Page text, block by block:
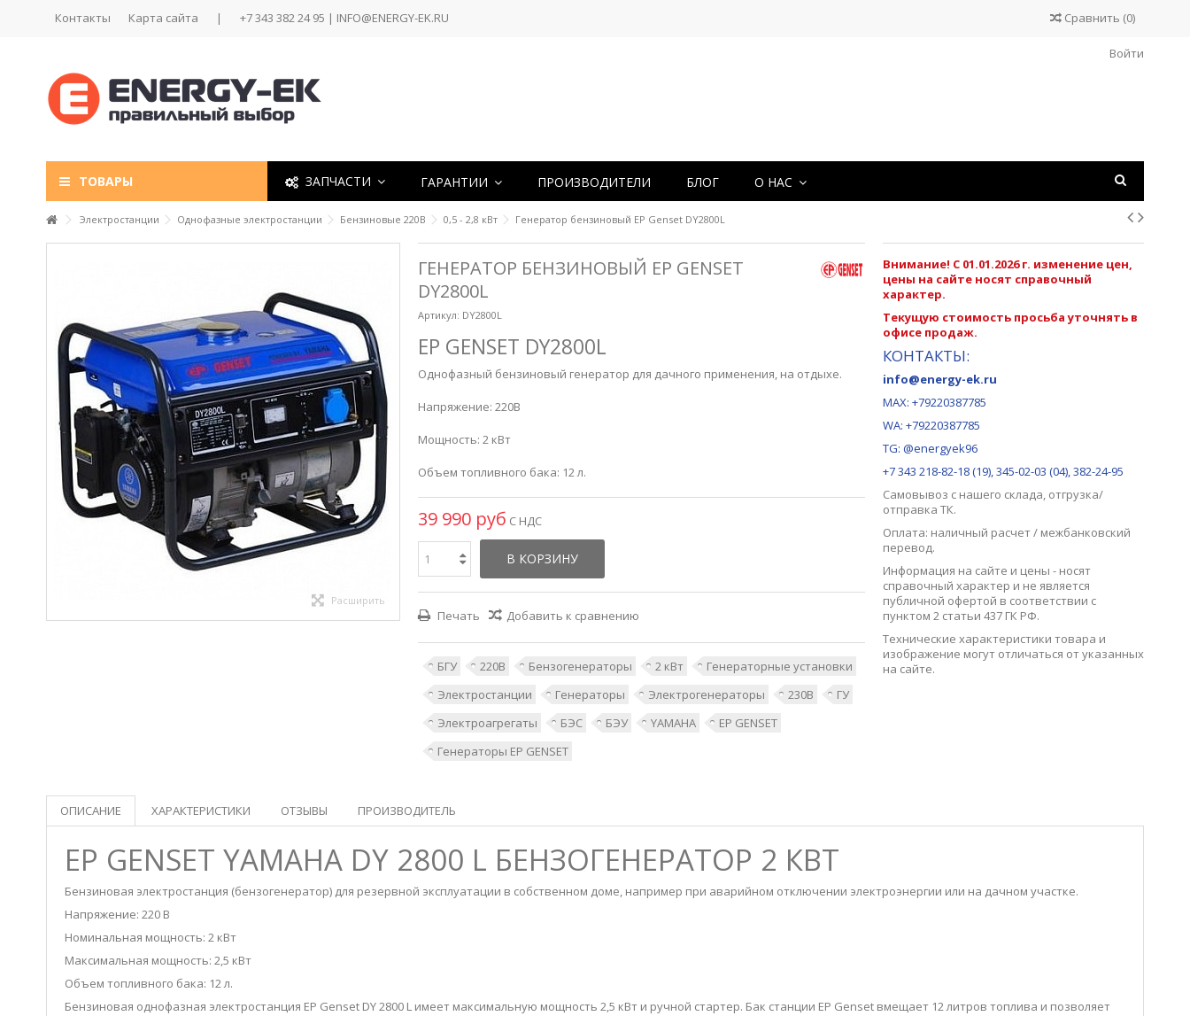
Контакты Карта сайта | +7 343 382 24 95 | INFO@ENERGY-EK.RU Сравнить (0)
Войти
ТОВАРЫ ЗАПЧАСТИ ГАРАНТИИ ПРОИЗВОДИТЕЛИ БЛОГ О НАС
Электростанции Однофазные электростанции Бензиновые 220В 0,5 - 2,8 кВт Генератор бензиновый EP Genset DY2800L
Расширить
ГЕНЕРАТОР БЕНЗИНОВЫЙ EP GENSET
DY2800L
Артикул: DY2800L
EP GENSET DY2800L
Однофазный бензиновый генератор для дачного применения, на отдыхе.
Напряжение: 220В
Мощность: 2 кВт
Объем топливного бака: 12 л.
39 990 руб С НДС
В КОРЗИНУ
Печать Добавить к сравнению
БГУ 220В Бензогенераторы 2 кВт
Генераторные установки
Электростанции
Генераторы Электрогенераторы 230В
ГУ
Электроагрегаты
БЭС БЭУ YAMAHA
EP GENSET
Генераторы EP GENSET
Внимание! С 01.01.2026 г. изменение цен,
цены на сайте носят справочный
характер.
Текущую стоимость просьба уточнять в
офисе продаж.
КОНТАКТЫ:
info@energy-ek.ru
MAX: +79220387785
WA: +79220387785
TG: @energyek96
+7 343 218-82-18 (19), 345-02-03 (04), 382-24-95
Самовывоз с нашего склада, отгрузка/
отправка ТК.
Оплата: наличный расчет / межбанковский
перевод.
Информация на сайте и цены - носят
справочный характер и не является
публичной офертой в соответствии с
пунктом 2 статьи 437 ГК РФ.
Технические характеристики товара и
изображение могут отличаться от указанных
на сайте.
ОПИСАНИЕ ХАРАКТЕРИСТИКИ ОТЗЫВЫ ПРОИЗВОДИТЕЛЬ
EP GENSET YAMAHA DY 2800 L БЕНЗОГЕНЕРАТОР 2 КВТ
Бензиновая электростанция (бензогенератор) для резервной эксплуатации в собственном доме, например при аварийном отключении электроэнергии или на дачном участке.
Напряжение: 220 В
Номинальная мощность: 2 кВт
Максимальная мощность: 2,5 кВт
Объем топливного бака: 12 л.
Бензиновая однофазная электростанция EP Genset DY 2800 L имеет максимальную мощность 2,5 кВт и ручной стартер. Бак станции EP Genset вмещает 12 литров топлива и позволяет